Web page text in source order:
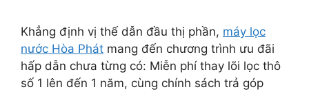
Khẳng định vị thế dẫn đầu thị phần, máy lọc
nước Hòa Phát mang đến chương trình ưu đãi
hấp dẫn chưa từng có: Miễn phí thay lõi lọc thô
số 1 lên đến 1 năm, cùng chính sách trả góp